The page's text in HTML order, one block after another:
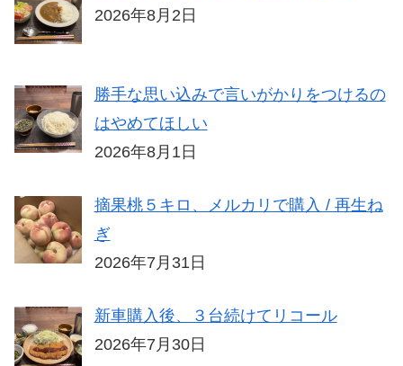
2026年8月2日
勝手な思い込みで言いがかりをつけるの
はやめてほしい
2026年8月1日
摘果桃５キロ、メルカリで購入 / 再生ね
ぎ
2026年7月31日
新車購入後、３台続けてリコール
2026年7月30日